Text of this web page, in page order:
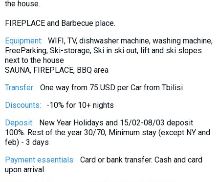
the house.
FIREPLACE and Barbecue place.
Equipment:
WIFI, TV, dishwasher machine, washing machine,
FreeParking, Ski-storage, Ski in ski out, lift and ski slopes
next to the house
SAUNA, FIREPLACE, BBQ area
Transfer:
One way from 75 USD per Car from Tbilisi
Discounts:
-10% for 10+ nights
Deposit:
New Year Holidays and 15/02-08/03 deposit
100%. Rest of the year 30/70, Minimum stay (except NY and
feb) - 3 days
Payment essentials:
Card or bank transfer. Cash and card
upon arrival
What to drink?
Local money
Mobile phones
Gallery
Travel reports